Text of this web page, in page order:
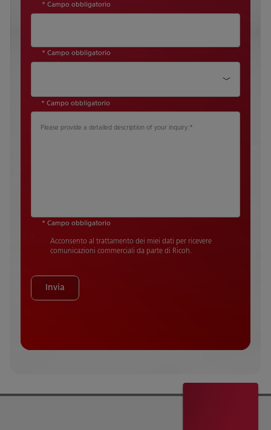
* Campo obbligatorio
* Campo obbligatorio
* Campo obbligatorio
Please provide a detailed description of your inquiry:*
* Campo obbligatorio
Acconsento al trattamento dei miei dati per ricevere
comunicazioni commerciali da parte di Ricoh.
Invia